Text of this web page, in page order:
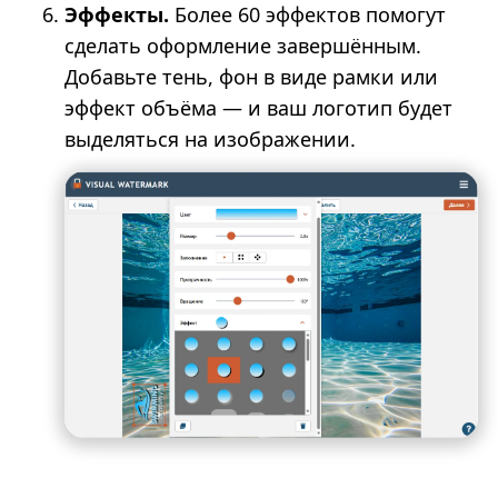
Эффекты. Более 60 эффектов помогут
сделать оформление завершённым.
Добавьте тень, фон в виде рамки или
эффект объёма — и ваш логотип будет
выделяться на изображении.